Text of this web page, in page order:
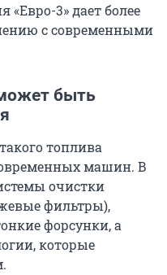
«Евро-3» дает более
с современными
быть
топлива
машин. В
очистки
фильтры),
форсунки, а
которые